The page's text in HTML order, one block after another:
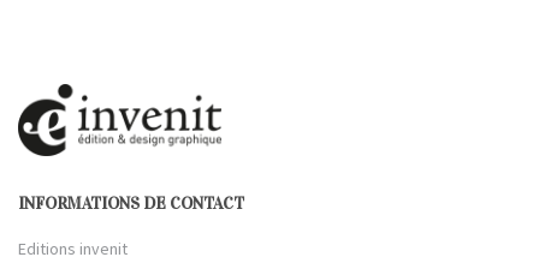
INFORMATIONS DE CONTACT
Editions invenit